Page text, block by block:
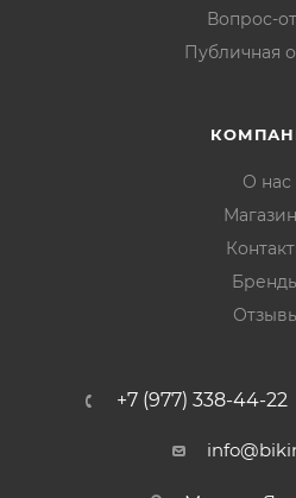
Вопрос-
Публичная
О нас
+7 (977) 338-44-22